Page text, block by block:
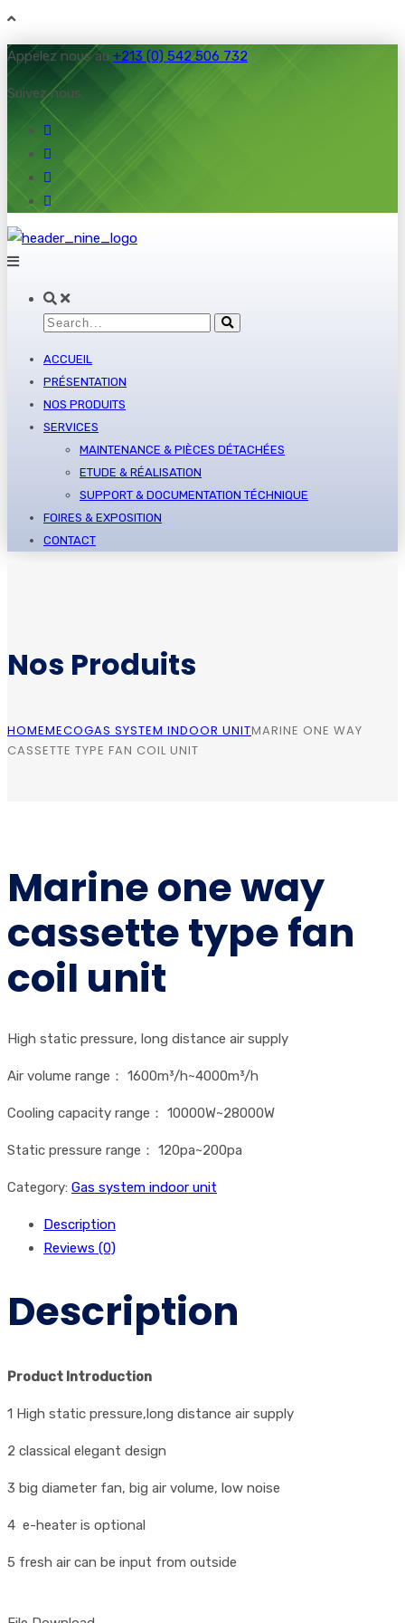
Appelez nous au +213 (0) 542 506 732
Suivez nous:
ACCUEIL
PRÉSENTATION
NOS PRODUITS
SERVICES
MAINTENANCE & PIÈCES DÉTACHÉES
ETUDE & RÉALISATION
SUPPORT & DOCUMENTATION TÉCHNIQUE
FOIRES & EXPOSITION
CONTACT
Nos Produits
HOMEMECOGAS SYSTEM INDOOR UNITMARINE ONE WAY
CASSETTE TYPE FAN COIL UNIT
Marine one way
cassette type fan
coil unit
High static pressure, long distance air supply
Air volume range： 1600m³/h~4000m³/h
Cooling capacity range： 10000W~28000W
Static pressure range： 120pa~200pa
Category: Gas system indoor unit
Description
Reviews (0)
Description
Product Introduction
1 High static pressure,long distance air supply
2 classical elegant design
3 big diameter fan, big air volume, low noise
4 e-heater is optional
5 fresh air can be input from outside